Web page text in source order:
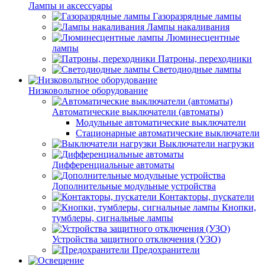
Лампы и аксессуары
Газоразрядные лампы
Лампы накаливания
Люминесцентные
лампы
Патроны, переходники
Светодиодные лампы
Низковольтное оборудование
Автоматические выключатели (автоматы)
Модульные автоматические выключатели
Стационарные автоматические выключатели
Выключатели нагрузки
Дифференциальные автоматы
Дополнительные модульные устройства
Контакторы, пускатели
Кнопки,
тумблеры, сигнальные лампы
Устройства защитного отключения (УЗО)
Предохранители